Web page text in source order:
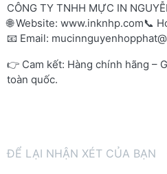
CÔNG TY TNHH MỰC IN
🌐 Website: www.inknhp.com📞
📧 Email:
👉 Cam kết: Hàng chính hãng –
toàn quốc.
ĐỂ LẠI NHẬN XÉT CỦA BẠN